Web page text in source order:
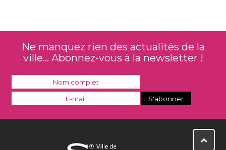
Ne manquez rien des actualités de la
ville... Abonnez-vous à la newsletter !